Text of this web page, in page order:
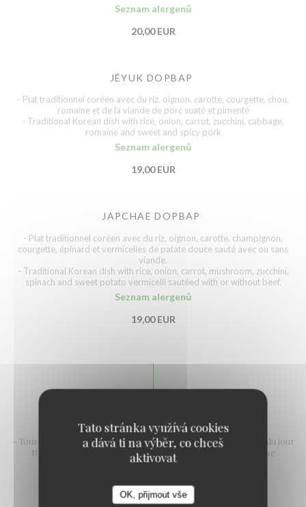
Tato stránka využívá cookies
a dává ti na výběr, co chceš
aktivovat
OK, přijmout vše
Seznam alergenů
20,00 EUR
JÉYUK DOPBAP
- Plat traditionnel coréen avec du riz, oignon, carotte, courgette, chou,
romaine et de la viande de porc suaté et pimenté
- Traditional Korean dish with rice, onion, carrot, zucchini, cabbage,
romaine and sweet and spicy pork
Seznam alergenů
19,00 EUR
JAPCHAE DOPBAP
- Plat traditionnel coréen avec du riz, oignon, carotte, champignon,
courgette, épinard et vermicelles de patate douce sauté avec ou sans
viande.
- Traditional Korean dish with rice, onion, carrot, mushroom, zucchini,
spinach and sweet potato vermicelli sautéed with or without beef.
Seznam alergenů
19,00 EUR
- Tous les plats servent avec 3 accompagnements Et une soupe du jour
Notre viande est sélectionnée par M.O.F et origine française